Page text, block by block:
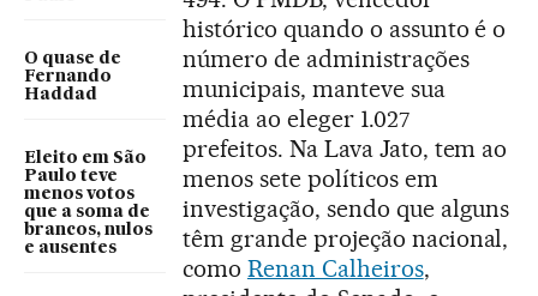
O quase de
Fernando
Haddad
Eleito em São
Paulo teve
menos votos
que a soma de
brancos, nulos
e ausentes
histórico quando o assunto é o
número de administrações
municipais, manteve sua
média ao eleger 1.027
prefeitos. Na Lava Jato, tem ao
menos sete políticos em
investigação, sendo que alguns
têm grande projeção nacional,
como Renan Calheiros,